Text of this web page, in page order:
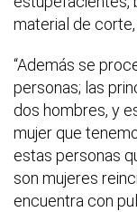
material de corte,
“Además se
personas; las
dos hombres, y
mujer que
estas personas
son mujeres
encuentra con